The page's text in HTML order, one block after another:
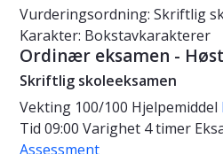
Vurderingsordning: Skriftlig
Karakter: Bokstavkarakterer
Ordinær eksamen -
Skriftlig skoleeksamen
Vekting 100/100 Hjelpemiddel
Tid 09:00 Varighet 4 timer
Assessment